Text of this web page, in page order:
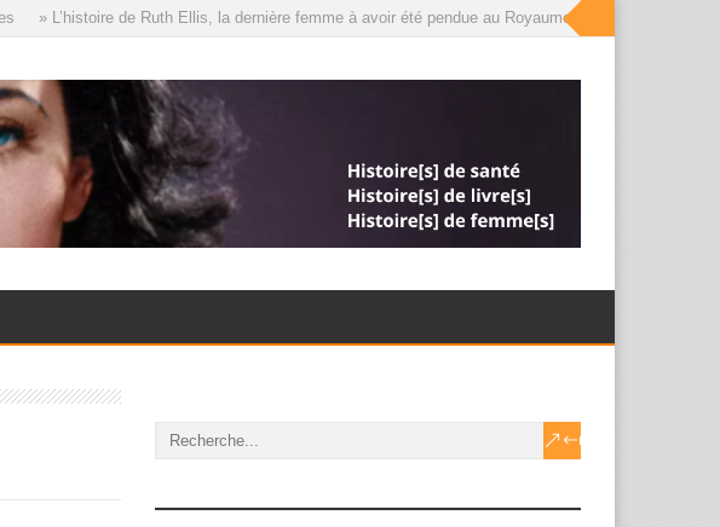
» L’histoire de Ruth Ellis, la dernière femme à avoir été pendue au Royaume-Uni, que le roi a